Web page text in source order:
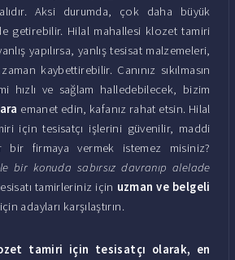
Aksi durumda, çok daha büyük
getirebilir. Hilal mahallesi klozet tamiri
yapılırsa, yanlış tesisat malzemeleri,
kaybettirebilir. Canınız sıkılmasın
hızlı ve sağlam halledebilecek, bizim
emanet edin, kafanız rahat etsin. Hilal
için tesisatçı işlerini güvenilir, maddi
bir firmaya vermek istemez misiniz?
bir konuda sabırsız davranıp alelade
tamirleriniz için uzman ve belgeli
adayları karşılaştırın.
tamiri için tesisatçı olarak, en